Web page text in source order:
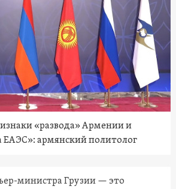
«развода» Армении и
ЕАЭС»: армянский политолог
министра Грузии — это